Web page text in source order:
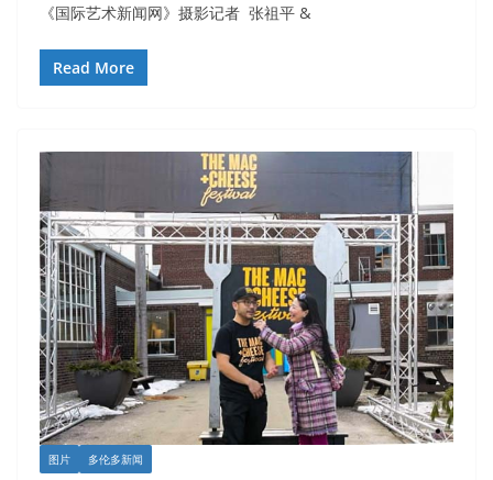
《国际艺术新闻网》摄影记者 张祖平 &
Read More
图片 多伦多新闻